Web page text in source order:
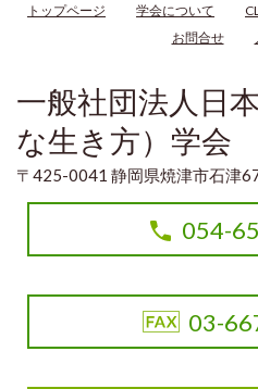
トップページ 学会について
お問合せ
一般社団法人日
な生き方）学会
〒425-0041 静岡県焼津市石津
054-
03-